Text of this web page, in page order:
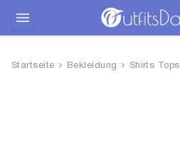
Startseite Bekleidung Shirts Tops